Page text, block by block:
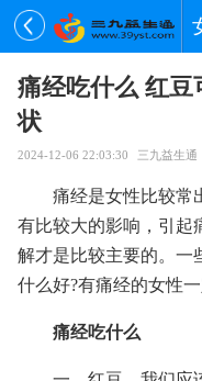
痛经吃什么 红
状
2024-12-06 22:03:30 三九益生通
痛经是女性比较常
有比较大的影响，引起
解才是比较主要的。一
什么好?有痛经的女性
痛经吃什么